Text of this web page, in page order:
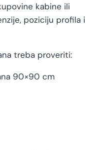
kabine ili
poziciju profila i
treba proveriti:
90×90 cm